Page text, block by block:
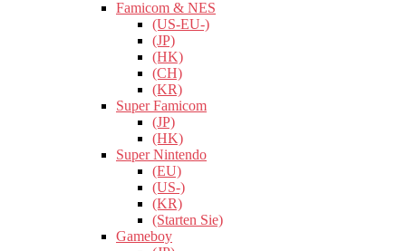
Famicom & NES
(US-EU-)
(JP)
(HK)
(CH)
(KR)
Super Famicom
(JP)
(HK)
Super Nintendo
(EU)
(US-)
(KR)
(Starten Sie)
Gameboy